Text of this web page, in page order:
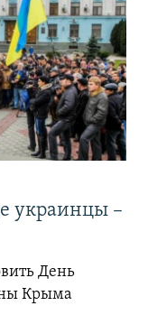
украинцы –
День
Крыма